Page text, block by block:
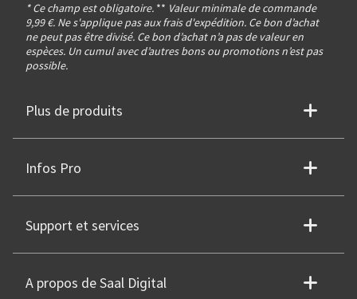
* Ce champ est obligatoire. ** Valeur minimale de commande
9,99 €. Ne s'applique pas aux frais d'expédition. Ce bon d’achat
ne peut pas être divisé. Ce bon d’achat n’a pas de valeur en
espèces. Un cumul avec d’autres bons ou promotions n’est pas
possible.
Plus de produits
Infos Pro
Support et services
A propos de Saal Digital